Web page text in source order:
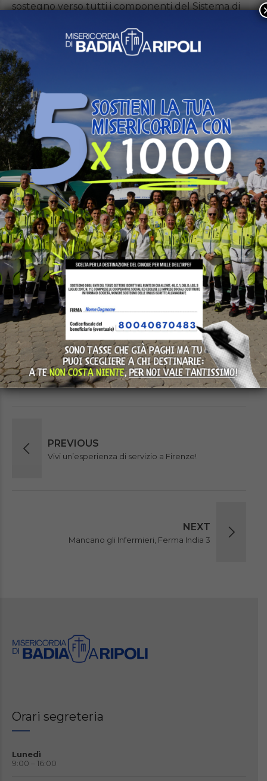
sostegno verso tutti i componenti del Sistema di
città Metropolitana per “l’impegno, lo spirito di
sacrificio, il senso del dovere e di solidarietà
dimostrati nelle attività svolte nel Sistema di
Protezione Civile durante l’emergenza sanitaria
da Covid-19 così come nell’attuale emergenza
conseguente alla guerra in Ucraina”.
L’assessore alla Protezione Civile Elisabetta
Meucci ha ricordato l’impegno dei volontari per
fronteggiare situazioni di ogni tipo:
dall’organizzazione del passaggio del Giro d’Italia
ai servizi per la pandemia, dagli hub vaccinali alla
gestione dell’arrivo dei profughi ucraini.
Il Consiglio Comunale ha così voluto riconoscere,
la fondamentale attività della Protezione Civile,
che trova la sua base costituente nell’unione di
passione e impegno con professionalità e
competenze solide e moderne.
PREVIOUS
Vivi un’esperienza di servizio a Firenze!
NEXT
Mancano gli Infermieri, Ferma India 3
Orari segreteria
Lunedì
9:00 – 16:00